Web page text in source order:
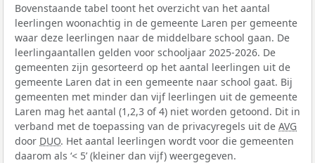
Bovenstaande tabel toont het overzicht van het aantal
leerlingen woonachtig in de gemeente Laren per gemeente
waar deze leerlingen naar de middelbare school gaan. De
leerlingaantallen gelden voor schooljaar 2025-2026. De
gemeenten zijn gesorteerd op het aantal leerlingen uit de
gemeente Laren dat in een gemeente naar school gaat. Bij
gemeenten met minder dan vijf leerlingen uit de gemeente
Laren mag het aantal (1,2,3 of 4) niet worden getoond. Dit in
verband met de toepassing van de privacyregels uit de AVG
door DUO. Het aantal leerlingen wordt voor die gemeenten
daarom als ‘< 5’ (kleiner dan vijf) weergegeven.